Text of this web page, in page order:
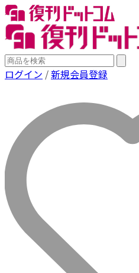
ログイン /新規会員登録